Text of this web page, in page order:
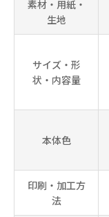
素材・用紙・
生地
サイズ・形
状・内容量
本体色
印刷・加工方
法